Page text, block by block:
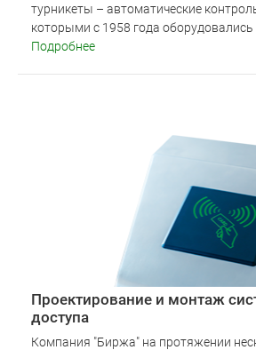
турникеты – автоматические
которыми с 1958 года
Подробнее
Проектирование и монтаж
доступа
Компания "Биржа" на протяжении